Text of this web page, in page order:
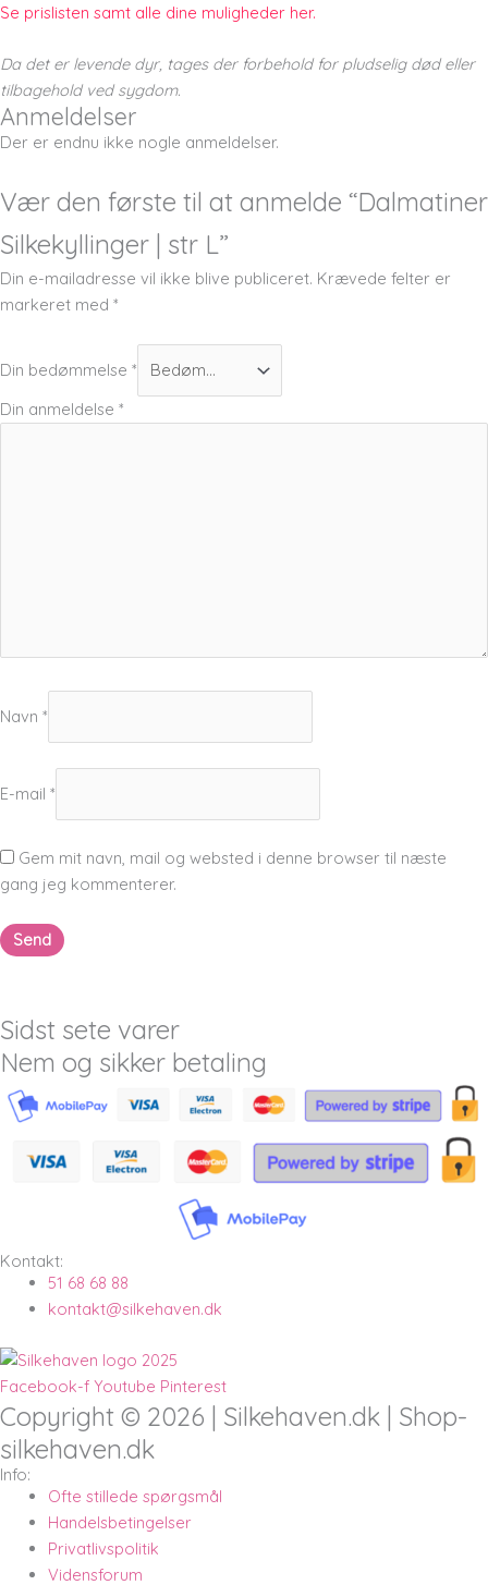
Se prislisten samt alle dine muligheder her.
Da det er levende dyr, tages der forbehold for pludselig død eller
tilbagehold ved sygdom.
Anmeldelser
Der er endnu ikke nogle anmeldelser.
Vær den første til at anmelde “Dalmatiner
Silkekyllinger | str L”
Din e-mailadresse vil ikke blive publiceret. Krævede felter er
markeret med *
Din bedømmelse *
Din anmeldelse *
Navn *
E-mail *
Gem mit navn, mail og websted i denne browser til næste
gang jeg kommenterer.
Sidst sete varer
Nem og sikker betaling
Kontakt:
51 68 68 88
kontakt@silkehaven.dk
Facebook-f Youtube Pinterest
Copyright © 2026 | Silkehaven.dk | Shop-
silkehaven.dk
Info:
Ofte stillede spørgsmål
Handelsbetingelser
Privatlivspolitik
Vidensforum